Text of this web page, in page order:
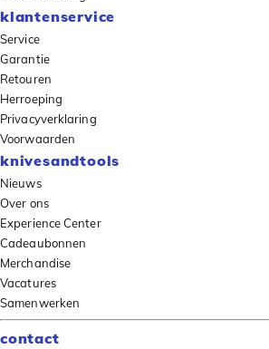
klantenservice
Service
Garantie
Retouren
Herroeping
Privacyverklaring
Voorwaarden
knivesandtools
Nieuws
Over ons
Experience Center
Cadeaubonnen
Merchandise
Vacatures
Samenwerken
contact